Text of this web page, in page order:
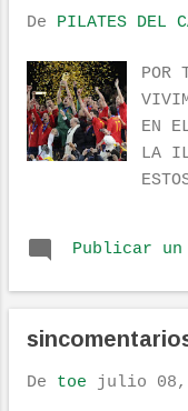
de la puerta,
al equipo que
azafatas, todos
buenos
control aluvión
precioso, un
Nos tomamo...
De PILATES DEL
POR
EN
LA
POR
Publicar un
De toe julio 08,